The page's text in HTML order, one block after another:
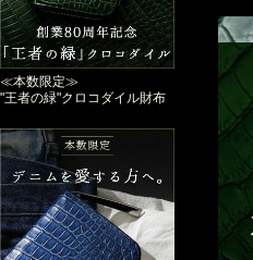
≪本数限定≫
"王者の緑"クロコダイル財布